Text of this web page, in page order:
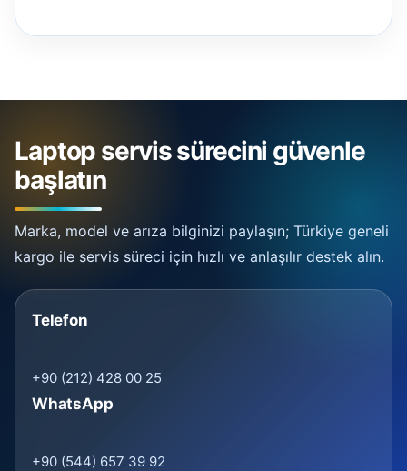
Laptop servis sürecini güvenle
başlatın
Marka, model ve arıza bilginizi paylaşın; Türkiye geneli
kargo ile servis süreci için hızlı ve anlaşılır destek alın.
Telefon
+90 (212) 428 00 25
WhatsApp
+90 (544) 657 39 92